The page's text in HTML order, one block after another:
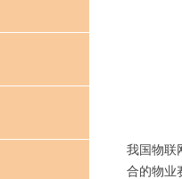
我国物联
合的物业